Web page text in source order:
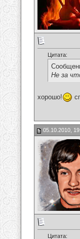
Цитата:
Не за
хорошо!
05.10.2010,
Цитата: